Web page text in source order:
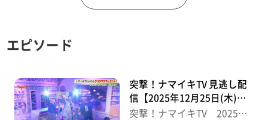
今から使える方言の“ツウ”な言い回しを本間ちゃん流に
人気店パティシエ直伝！家庭で作れる本格スイーツ
『ほうじ茶ブリュレ』
ムッシュ マスノ アルパジョン 栗生店 チーフパティ
エピソード
突撃！ナマイキTV 見逃し配
信【2025年12月25日(木)放
送分】
突撃！ナマイキTV 2025後